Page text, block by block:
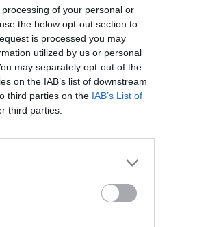
of your personal or
the below opt-out section to
is processed you may
utilized by us or personal
may separately opt-out of the
on the IAB’s list of downstream
third parties on the IAB’s List of
third parties.
Cómo llegar a Sils
Cómo llegar a
Cómo llegar a